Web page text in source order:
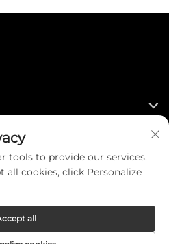
Sales Co.,Ltd. All Rights
tools to provide our services.
cookies, click Personalize
all